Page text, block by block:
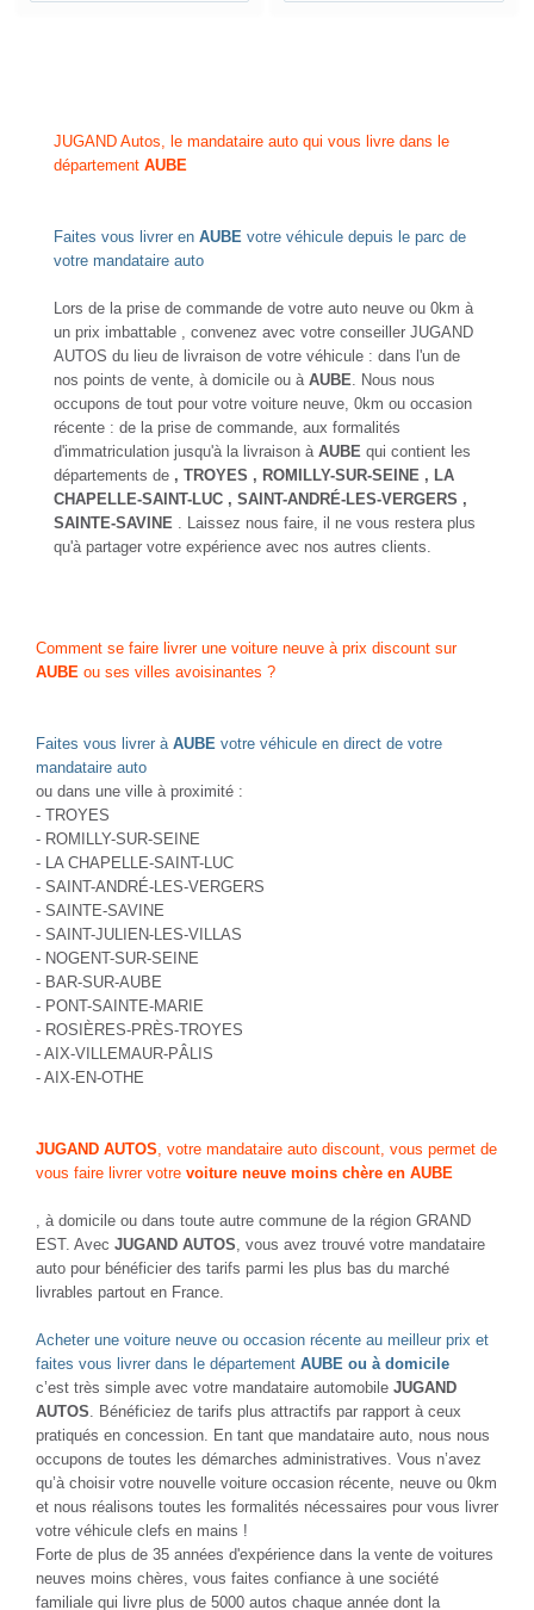
JUGAND Autos, le mandataire auto qui vous livre dans le
département AUBE
Faites vous livrer en AUBE votre véhicule depuis le parc de
votre mandataire auto
Lors de la prise de commande de votre auto neuve ou 0km à
un prix imbattable , convenez avec votre conseiller JUGAND
AUTOS du lieu de livraison de votre véhicule : dans l'un de
nos points de vente, à domicile ou à AUBE . Nous nous
occupons de tout pour votre voiture neuve, 0km ou occasion
récente : de la prise de commande, aux formalités
d'immatriculation jusqu'à la livraison à AUBE qui contient les
départements de , TROYES , ROMILLY-SUR-SEINE , LA
CHAPELLE-SAINT-LUC , SAINT-ANDRÉ-LES-VERGERS ,
SAINTE-SAVINE
. Laissez nous faire, il ne vous restera plus
qu'à partager votre expérience avec nos autres clients.
Comment se faire livrer une voiture neuve à prix discount sur
AUBE ou ses villes avoisinantes ?
Faites vous livrer à AUBE votre véhicule en direct de votre
mandataire auto
ou dans une ville à proximité :
- TROYES
- ROMILLY-SUR-SEINE
- LA CHAPELLE-SAINT-LUC
- SAINT-ANDRÉ-LES-VERGERS
- SAINTE-SAVINE
- SAINT-JULIEN-LES-VILLAS
- NOGENT-SUR-SEINE
- BAR-SUR-AUBE
- PONT-SAINTE-MARIE
- ROSIÈRES-PRÈS-TROYES
- AIX-VILLEMAUR-PÂLIS
- AIX-EN-OTHE
JUGAND AUTOS , votre mandataire auto discount, vous permet de
vous faire livrer votre voiture neuve moins chère en AUBE
, à domicile ou dans toute autre commune de la région GRAND
EST. Avec JUGAND AUTOS , vous avez trouvé votre mandataire
auto pour bénéficier des tarifs parmi les plus bas du marché
livrables partout en France.
Acheter une voiture neuve ou occasion récente au meilleur prix et
faites vous livrer dans le département AUBE ou à domicile
c’est très simple avec votre mandataire automobile JUGAND
AUTOS . Bénéficiez de tarifs plus attractifs par rapport à ceux
pratiqués en concession. En tant que mandataire auto, nous nous
occupons de toutes les démarches administratives. Vous n’avez
qu’à choisir votre nouvelle voiture occasion récente, neuve ou 0km
et nous réalisons toutes les formalités nécessaires pour vous livrer
votre véhicule clefs en mains !
Forte de plus de 35 années d'expérience dans la vente de voitures
neuves moins chères, vous faites confiance à une société
familiale qui livre plus de 5000 autos chaque année dont la